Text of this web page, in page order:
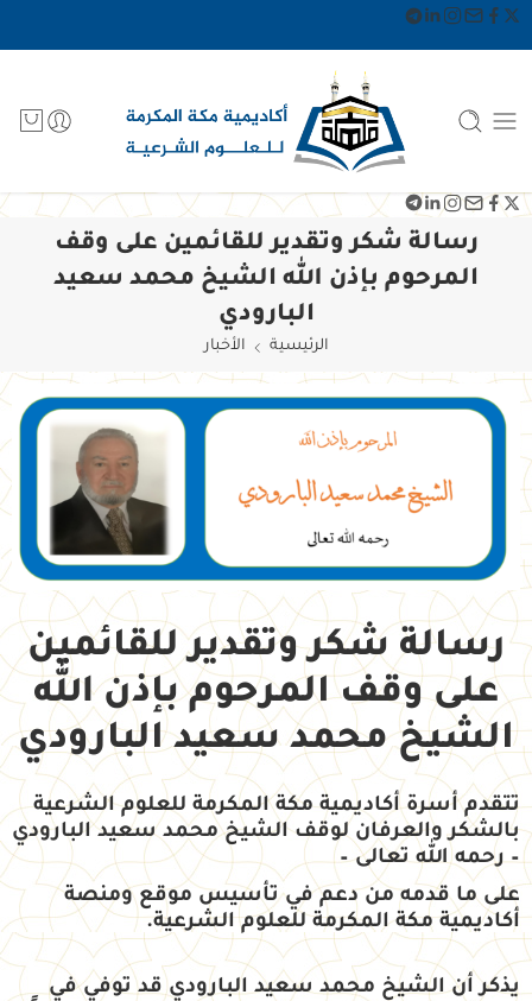
رسالة شكر وتقدير للقائمين على وقف
المرحوم بإذن الله الشيخ محمد سعيد
البارودي
الرئيسية الأخبار
رسالة شكر وتقدير للقائمين
على وقف المرحوم بإذن الله
الشيخ محمد سعيد البارودي
تتقدم أسرة أكاديمية مكة المكرمة للعلوم الشرعية
بالشكر والعرفان لوقف الشيخ محمد سعيد البارودي
– رحمه الله تعالى –
على ما قدمه من دعم في تأسيس موقع ومنصة
أكاديمية مكة المكرمة للعلوم الشرعية.
يذكر أن الشيخ محمد سعيد البارودي قد توفي في